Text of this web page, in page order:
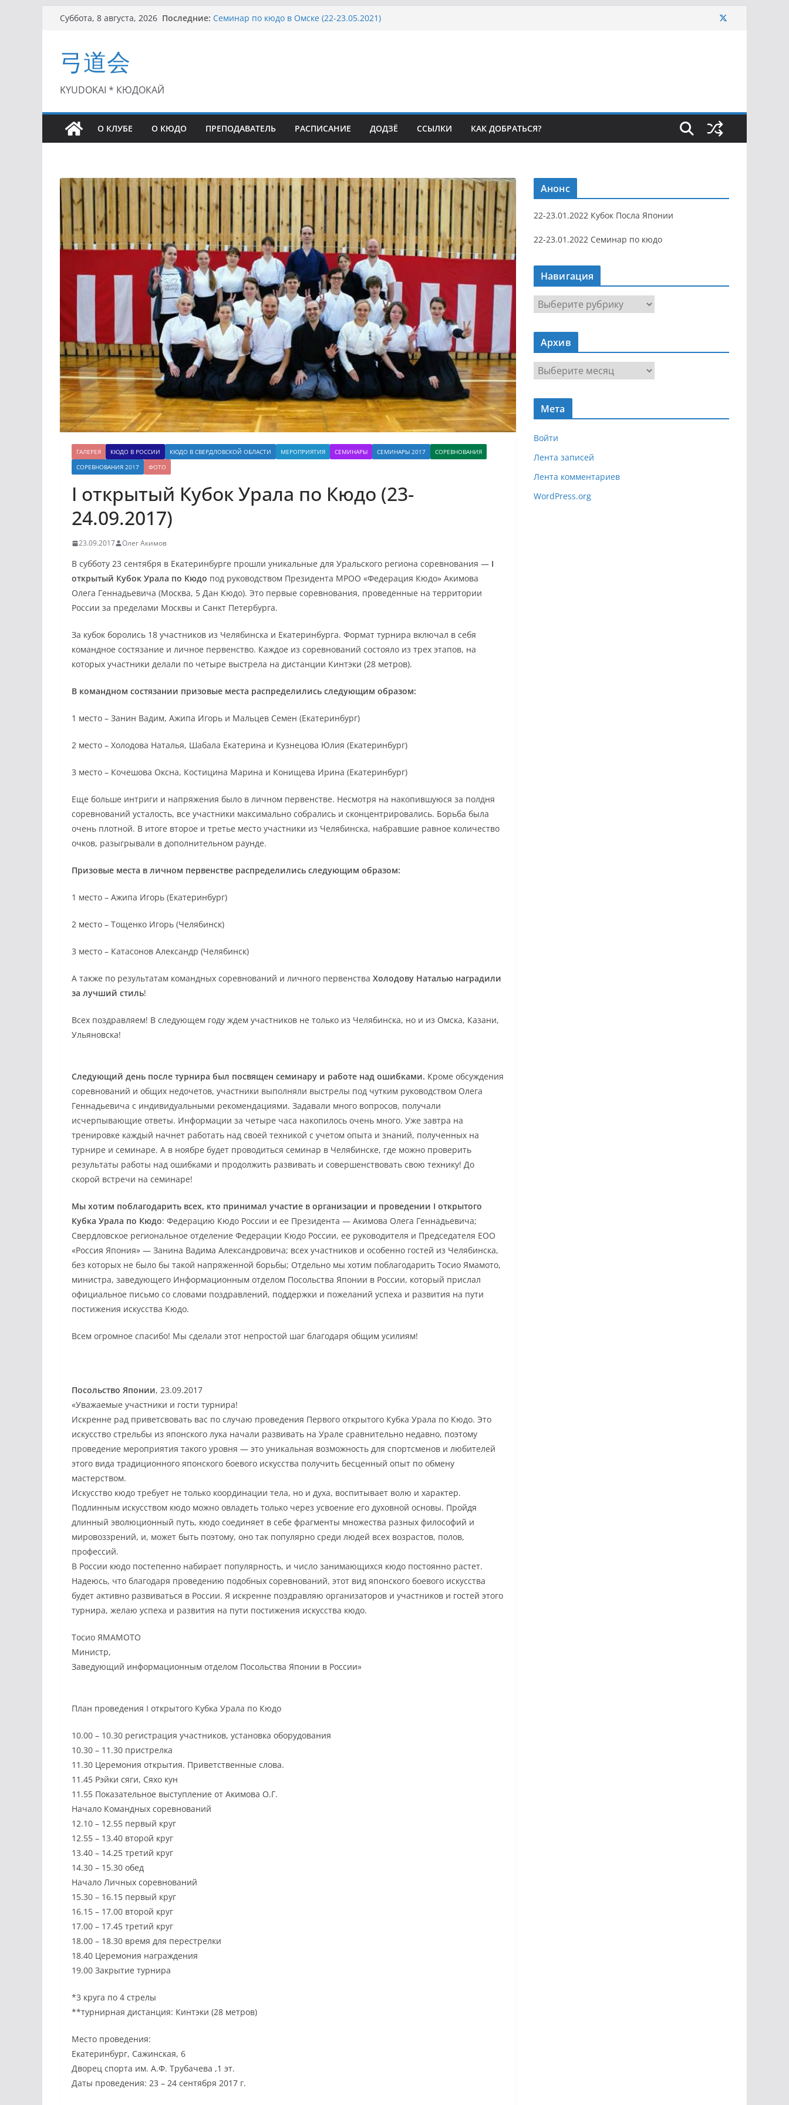
Перейти
Суббота, 8 августа, 2026 Последние: (27.06.2021)
弓道会
KYUDOKAI * КЮДОКАЙ
О КЛУБЕ О КЮДО ПРЕПОДАВАТЕЛЬ РАСПИСАНИЕ ДОДЗЁ ССЫЛКИ КАК ДОБРАТЬСЯ?
ГАЛЕРЕЯ КЮДО В РОССИИ КЮДО В СВЕРДЛОВСКОЙ ОБЛАСТИ МЕРОПРИЯТИЯ СЕМИНАРЫ СЕМИНАРЫ 2017
СОРЕВНОВАНИЯ
СОРЕВНОВАНИЯ 2017
ФОТО
I открытый Кубок Урала по Кюдо (23-
24.09.2017)
23.09.2017 Олег Акимов
В субботу 23 сентября в Екатеринбурге прошли уникальные для Уральского региона соревнования — I
открытый Кубок Урала по Кюдо под руководством Президента МРОО «Федерация Кюдо» Акимова
Олега Геннадьевича (Москва, 5 Дан Кюдо). Это первые соревнования, проведенные на территории
России за пределами Москвы и Санкт Петербурга.
За кубок боролись 18 участников из Челябинска и Екатеринбурга. Формат турнира включал в себя
командное состязание и личное первенство. Каждое из соревнований состояло из трех этапов, на
которых участники делали по четыре выстрела на дистанции Кинтэки (28 метров).
В командном состязании призовые места распределились следующим образом:
1 место – Занин Вадим, Ажипа Игорь и Мальцев Семен (Екатеринбург)
2 место – Холодова Наталья, Шабала Екатерина и Кузнецова Юлия (Екатеринбург)
3 место – Кочешова Оксна, Костицина Марина и Конищева Ирина (Екатеринбург)
Еще больше интриги и напряжения было в личном первенстве. Несмотря на накопившуюся за полдня
соревнований усталость, все участники максимально собрались и сконцентрировались. Борьба была
очень плотной. В итоге второе и третье место участники из Челябинска, набравшие равное количество
очков, разыгрывали в дополнительном раунде.
Призовые места в личном первенстве распределились следующим образом:
1 место – Ажипа Игорь (Екатеринбург)
2 место – Тощенко Игорь (Челябинск)
3 место – Катасонов Александр (Челябинск)
А также по результатам командных соревнований и личного первенства Холодову Наталью наградили
за лучший стиль!
Всех поздравляем! В следующем году ждем участников не только из Челябинска, но и из Омска, Казани,
Ульяновска!
Следующий день после турнира был посвящен семинару и работе над ошибками. Кроме обсуждения
соревнований и общих недочетов, участники выполняли выстрелы под чутким руководством Олега
Геннадьевича с индивидуальными рекомендациями. Задавали много вопросов, получали
исчерпывающие ответы. Информации за четыре часа накопилось очень много. Уже завтра на
тренировке каждый начнет работать над своей техникой с учетом опыта и знаний, полученных на
турнире и семинаре. А в ноябре будет проводиться семинар в Челябинске, где можно проверить
результаты работы над ошибками и продолжить развивать и совершенствовать свою технику! До
скорой встречи на семинаре!
Мы хотим поблагодарить всех, кто принимал участие в организации и проведении I открытого
Кубка Урала по Кюдо: Федерацию Кюдо России и ее Президента — Акимова Олега Геннадьевича;
Свердловское региональное отделение Федерации Кюдо России, ее руководителя и Председателя ЕОО
«Россия Япония» — Занина Вадима Александровича; всех участников и особенно гостей из Челябинска,
без которых не было бы такой напряженной борьбы; Отдельно мы хотим поблагодарить Тосио Ямамото,
министра, заведующего Информационным отделом Посольства Японии в России, который прислал
официальное письмо со словами поздравлений, поддержки и пожеланий успеха и развития на пути
постижения искусства Кюдо.
Всем огромное спасибо! Мы сделали этот непростой шаг благодаря общим усилиям!
Посольство Японии, 23.09.2017
«Уважаемые участники и гости турнира!
Искренне рад приветсвовать вас по случаю проведения Первого открытого Кубка Урала по Кюдо. Это
искусство стрельбы из японского лука начали развивать на Урале сравнительно недавно, поэтому
проведение мероприятия такого уровня — это уникальная возможность для спортсменов и любителей
этого вида традиционного японского боевого искусства получить бесценный опыт по обмену
мастерством.
Искусство кюдо требует не только координации тела, но и духа, воспитывает волю и характер.
Подлинным искусством кюдо можно овладеть только через усвоение его духовной основы. Пройдя
длинный эволюционный путь, кюдо соединяет в себе фрагменты множества разных философий и
мировоззрений, и, может быть поэтому, оно так популярно среди людей всех возрастов, полов,
профессий.
В России кюдо постепенно набирает популярность, и число занимающихся кюдо постоянно растет.
Надеюсь, что благодаря проведению подобных соревнований, этот вид японского боевого искусства
будет активно развиваться в России. Я искренне поздравляю организаторов и участников и гостей этого
турнира, желаю успеха и развития на пути постижения искусства кюдо.
Тосио ЯМАМОТО
Министр,
Заведующий информационным отделом Посольства Японии в России»
План проведения I открытого Кубка Урала по Кюдо
10.00 – 10.30 регистрация участников, установка оборудования
10.30 – 11.30 пристрелка
11.30 Церемония открытия. Приветственные слова.
11.45 Рэйки сяги, Сяхо кун
11.55 Показательное выступление от Акимова О.Г.
Начало Командных соревнований
12.10 – 12.55 первый круг
12.55 – 13.40 второй круг
13.40 – 14.25 третий круг
14.30 – 15.30 обед
Начало Личных соревнований
15.30 – 16.15 первый круг
16.15 – 17.00 второй круг
17.00 – 17.45 третий круг
18.00 – 18.30 время для перестрелки
18.40 Церемония награждения
19.00 Закрытие турнира
*3 круга по 4 стрелы
**турнирная дистанция: Кинтэки (28 метров)
Место проведения:
Екатеринбург, Сажинская, 6
Дворец спорта им. А.Ф. Трубачева ,1 эт.
Даты проведения: 23 – 24 сентября 2017 г.
Анонс
22-23.01.2022 Кубок Посла Японии
22-23.01.2022 Семинар по кюдо
Навигация
Н
а
в
г
я
Архив
р
х
Мета
Войти
Лента записей
Лента комментариев
WordPress.org